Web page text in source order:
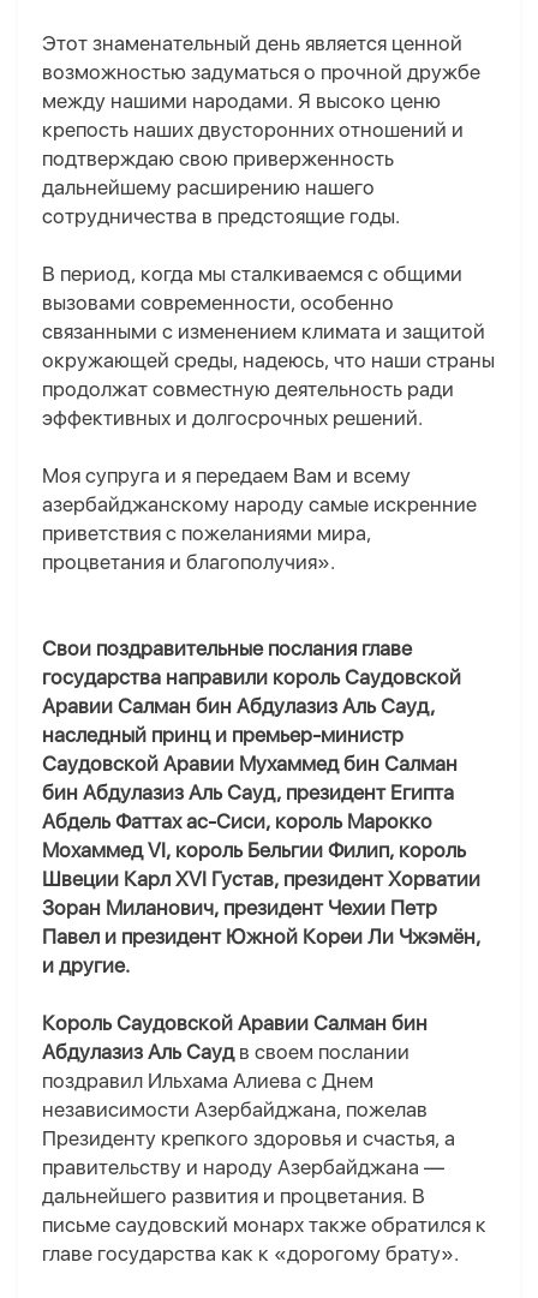
Этот знаменательный день является ценной
возможностью задуматься о прочной дружбе
между нашими народами. Я высоко ценю
крепость наших двусторонних отношений и
подтверждаю свою приверженность
дальнейшему расширению нашего
сотрудничества в предстоящие годы.
В период, когда мы сталкиваемся с общими
вызовами современности, особенно
связанными с изменением климата и защитой
окружающей среды, надеюсь, что наши страны
продолжат совместную деятельность ради
эффективных и долгосрочных решений.
Моя супруга и я передаем Вам и всему
азербайджанскому народу самые искренние
приветствия с пожеланиями мира,
процветания и благополучия».
Свои поздравительные послания главе
государства направили король Саудовской
Аравии Салман бин Абдулазиз Аль Сауд,
наследный принц и премьер-министр
Саудовской Аравии Мухаммед бин Салман
бин Абдулазиз Аль Сауд, президент Египта
Абдель Фаттах ас-Сиси, король Марокко
Мохаммед VI, король Бельгии Филип, король
Швеции Карл XVI Густав, президент Хорватии
Зоран Миланович, президент Чехии Петр
Павел и президент Южной Кореи Ли Чжэмён,
и другие.
Король Саудовской Аравии Салман бин
Абдулазиз Аль Саудв своем послании
поздравил Ильхама Алиева с Днем
независимости Азербайджана, пожелав
Президенту крепкого здоровья и счастья, а
правительству и народу Азербайджана —
дальнейшего развития и процветания. В
письме саудовский монарх также обратился к
главе государства как к «дорогому брату».